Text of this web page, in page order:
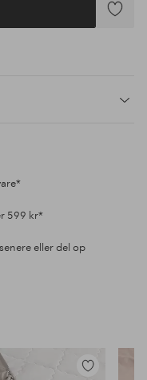
Tilføj
599 kr*
eller del op
Tilføj